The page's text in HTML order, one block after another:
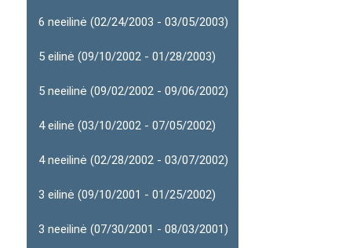
6 neeilinė (02/24/2003 - 03/05/2003)
5 eilinė (09/10/2002 - 01/28/2003)
5 neeilinė (09/02/2002 - 09/06/2002)
4 eilinė (03/10/2002 - 07/05/2002)
4 neeilinė (02/28/2002 - 03/07/2002)
3 eilinė (09/10/2001 - 01/25/2002)
3 neeilinė (07/30/2001 - 08/03/2001)